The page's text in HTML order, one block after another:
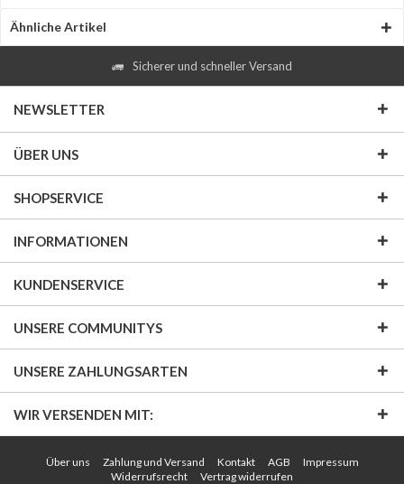
Ähnliche Artikel
Sicherer und schneller Versand
NEWSLETTER
ÜBER UNS
SHOPSERVICE
INFORMATIONEN
KUNDENSERVICE
UNSERE COMMUNITYS
UNSERE ZAHLUNGSARTEN
WIR VERSENDEN MIT:
Über uns Zahlung und Versand Kontakt AGB
Impressum
Widerrufsrecht
Vertrag widerrufen